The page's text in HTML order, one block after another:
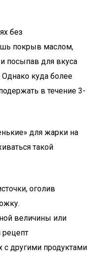
без
покрыв маслом,
посыпав для вкуса
куда более
в течение 3-
для жарки на
такой
оголив
величины или
рецепт
с другими продуктами